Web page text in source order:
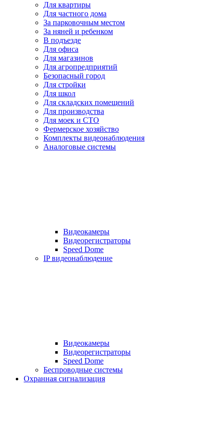
Для квартиры
Для частного дома
За парковочным местом
За няней и ребенком
В подъезде
Для офиса
Для магазинов
Для агропредприятий
Безопасный город
Для стройки
Для школ
Для складских помещений
Для производства
Для моек и СТО
Фермерское хозяйство
Комплекты видеонаблюдения
Аналоговые системы
Видеокамеры
Видеорегистраторы
Speed Dome
IP видеонаблюдение
Видеокамеры
Видеорегистраторы
Speed Dome
Беспроводные системы
Охранная сигнализация